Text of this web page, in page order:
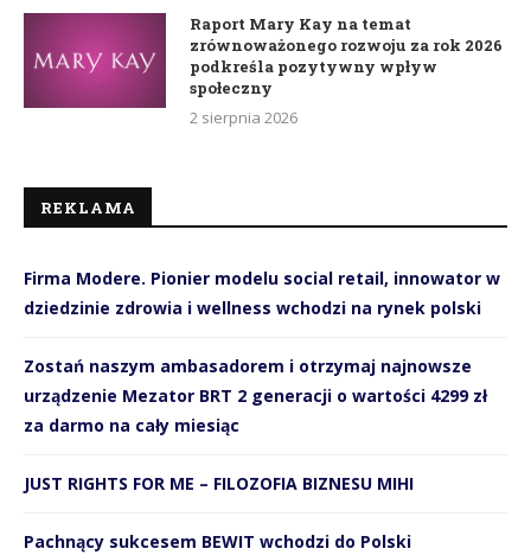
Raport Mary Kay na temat
zrównoważonego rozwoju za rok 2026
podkreśla pozytywny wpływ
społeczny
2 sierpnia 2026
REKLAMA
Firma Modere. Pionier modelu social retail, innowator w
dziedzinie zdrowia i wellness wchodzi na rynek polski
Zostań naszym ambasadorem i otrzymaj najnowsze
urządzenie Mezator BRT 2 generacji o wartości 4299 zł
za darmo na cały miesiąc
JUST RIGHTS FOR ME – FILOZOFIA BIZNESU MIHI
Pachnący sukcesem BEWIT wchodzi do Polski